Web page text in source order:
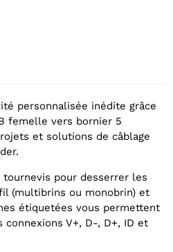
personnalisée inédite grâce
femelle vers bornier 5
et solutions de câblage
pour desserrer les
(multibrins ou monobrin) et
étiquetées vous permettent
V+, D-, D+, ID et